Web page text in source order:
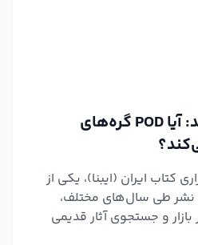
ایبنا گزارش می‌دهد: آیا POD گره‌های
کتاب ایران (ایبنا)، یکی از
طی سال‌های مختلف،
و جستجوی آثار قدیمی